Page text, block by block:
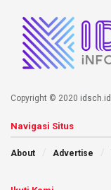
Copyright © 2020 idsch.id
Navigasi Situs
About Advertise